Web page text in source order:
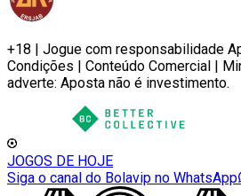
+18 | Jogue com responsabilidade
Condições | Conteúdo Comercial |
adverte: Aposta não é investimento.
JOGOS DE HOJE
Siga o canal do Bolavip no WhatsApp